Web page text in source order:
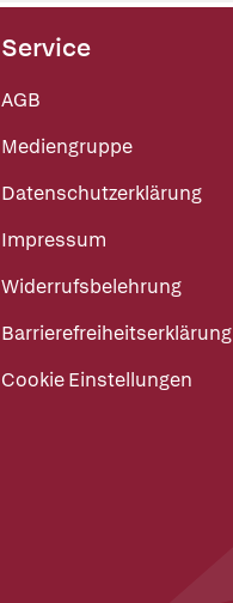
Service
AGB
Mediengruppe
Datenschutzerklärung
Impressum
Widerrufsbelehrung
Barrierefreiheitserklärung
Cookie Einstellungen